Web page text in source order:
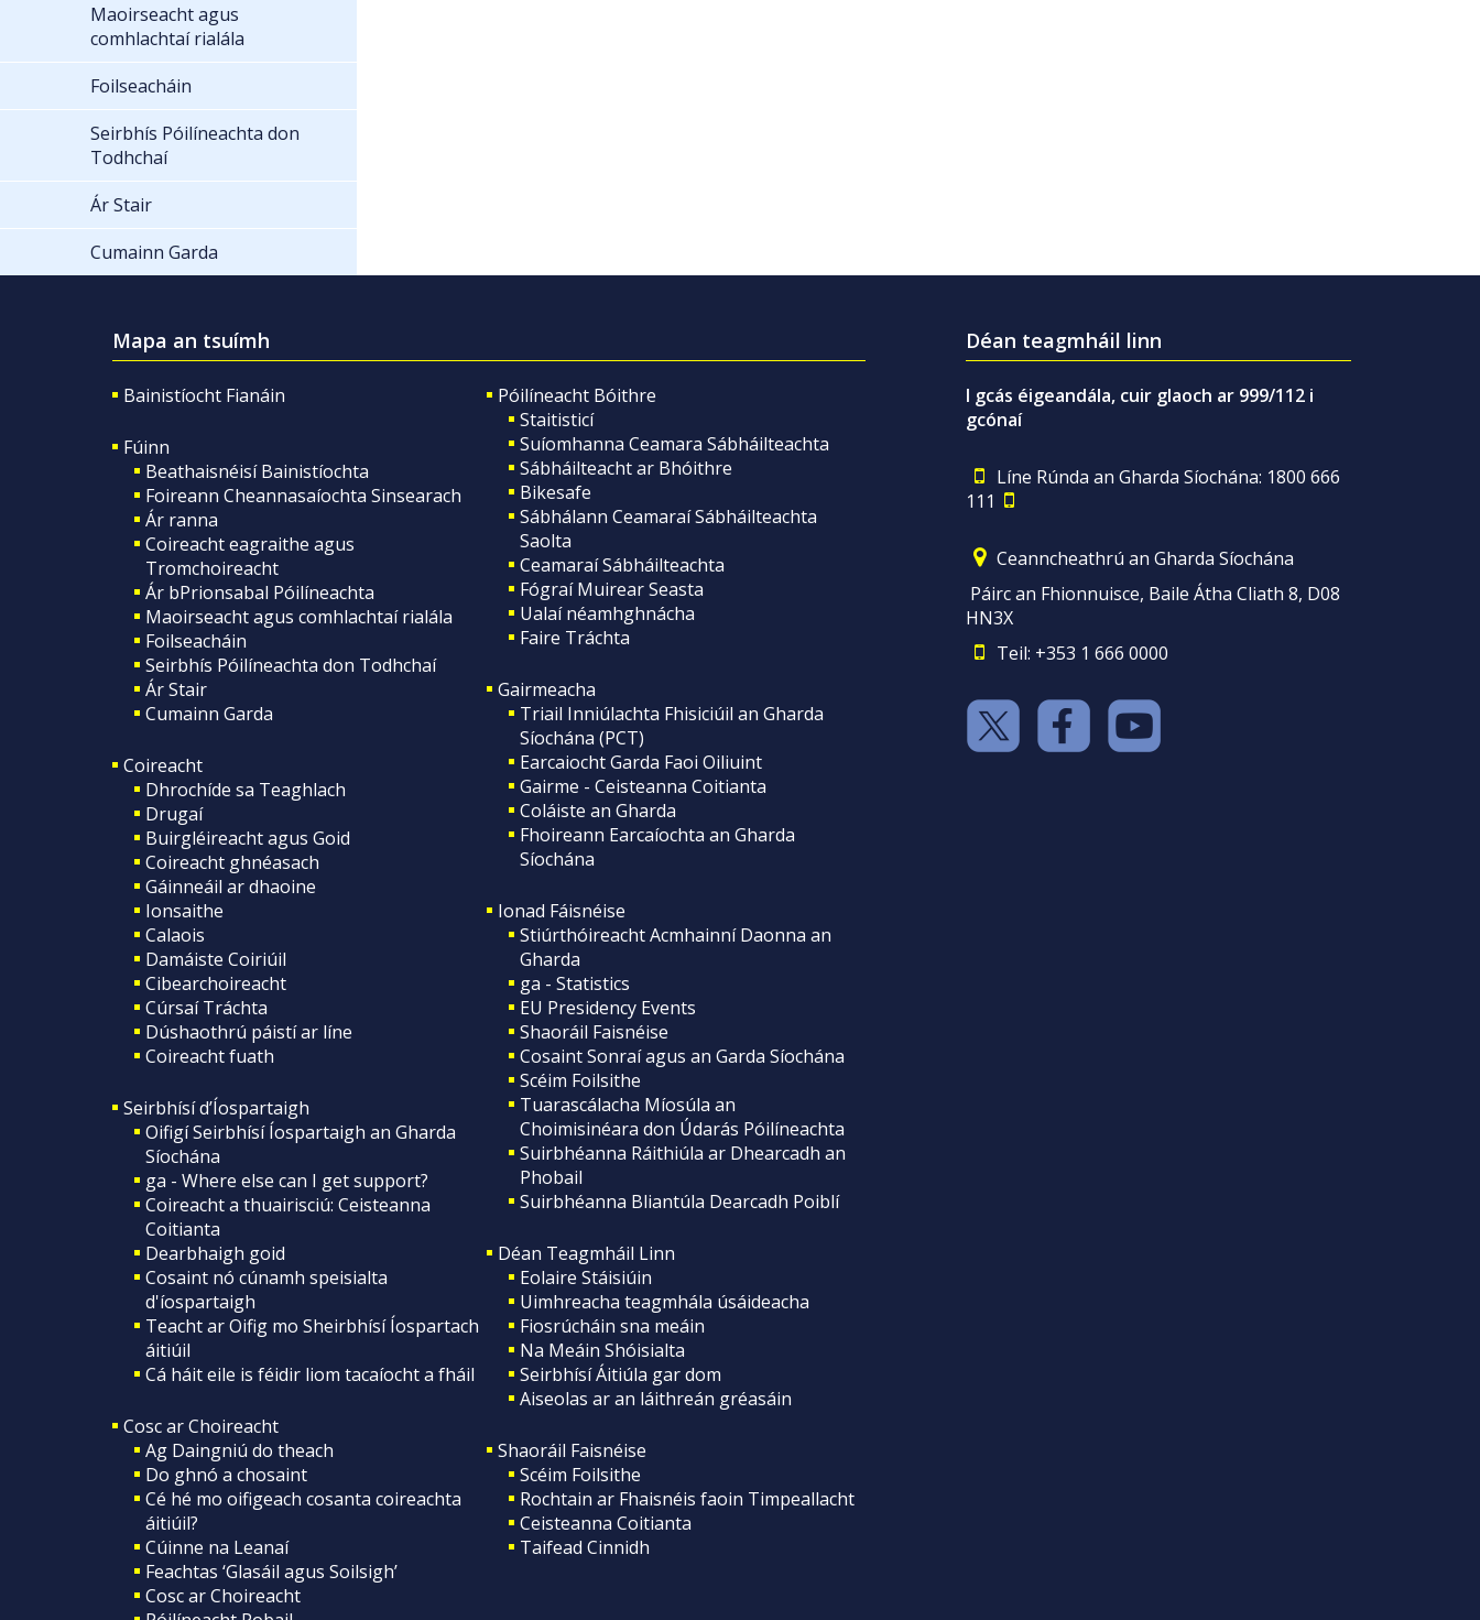
Maoirseacht agus
comhlachtaí rialála
Foilseacháin
Seirbhís Póilíneachta don
Todhchaí
Ár Stair
Cumainn Garda
Mapa an tsuímh
Bainistíocht Fianáin
Fúinn
Beathaisnéisí Bainistíochta
Foireann Cheannasaíochta Sinsearach
Ár ranna
Coireacht eagraithe agus
Tromchoireacht
Ár bPrionsabal Póilíneachta
Maoirseacht agus comhlachtaí rialála
Foilseacháin
Seirbhís Póilíneachta don Todhchaí
Ár Stair
Cumainn Garda
Coireacht
Dhrochíde sa Teaghlach
Drugaí
Buirgléireacht agus Goid
Coireacht ghnéasach
Gáinneáil ar dhaoine
Ionsaithe
Calaois
Damáiste Coiriúil
Cibearchoireacht
Cúrsaí Tráchta
Dúshaothrú páistí ar líne
Coireacht fuath
Seirbhísí d’Íospartaigh
Oifigí Seirbhísí Íospartaigh an Gharda
Síochána
ga - Where else can I get support?
Coireacht a thuairisciú: Ceisteanna
Coitianta
Dearbhaigh goid
Cosaint nó cúnamh speisialta
d'íospartaigh
Teacht ar Oifig mo Sheirbhísí Íospartach
áitiúil
Cá háit eile is féidir liom tacaíocht a fháil
Cosc ar Choireacht
Ag Daingniú do theach
Do ghnó a chosaint
Cé hé mo oifigeach cosanta coireachta
áitiúil?
Cúinne na Leanaí
Feachtas ‘Glasáil agus Soilsigh’
Cosc ar Choireacht
Póilíneacht Bóithre
Staitisticí
Suíomhanna Ceamara Sábháilteachta
Sábháilteacht ar Bhóithre
Bikesafe
Sábhálann Ceamaraí Sábháilteachta
Saolta
Ceamaraí Sábháilteachta
Fógraí Muirear Seasta
Ualaí néamhghnácha
Faire Tráchta
Gairmeacha
Triail Inniúlachta Fhisiciúil an Gharda
Síochána (PCT)
Earcaiocht Garda Faoi Oiliuint
Gairme - Ceisteanna Coitianta
Coláiste an Gharda
Fhoireann Earcaíochta an Gharda
Síochána
Ionad Fáisnéise
Stiúrthóireacht Acmhainní Daonna an
Gharda
ga - Statistics
EU Presidency Events
Shaoráil Faisnéise
Cosaint Sonraí agus an Garda Síochána
Scéim Foilsithe
Tuarascálacha Míosúla an
Choimisinéara don Údarás Póilíneachta
Suirbhéanna Ráithiúla ar Dhearcadh an
Phobail
Suirbhéanna Bliantúla Dearcadh Poiblí
Déan Teagmháil Linn
Eolaire Stáisiúin
Uimhreacha teagmhála úsáideacha
Fiosrúcháin sna meáin
Na Meáin Shóisialta
Seirbhísí Áitiúla gar dom
Aiseolas ar an láithreán gréasáin
Shaoráil Faisnéise
Scéim Foilsithe
Rochtain ar Fhaisnéis faoin Timpeallacht
Ceisteanna Coitianta
Taifead Cinnidh
Déan teagmháil linn
I gcás éigeandála, cuir glaoch ar 999/112 i
gcónaí
Líne Rúnda an Gharda Síochána: 1800 666
111
Ceanncheathrú an Gharda Síochána
Páirc an Fhionnuisce, Baile Átha Cliath 8, D08
HN3X
Teil: +353 1 666 0000